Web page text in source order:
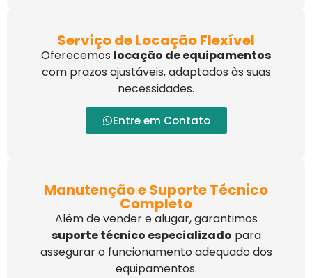
Serviço de Locação Flexível
Oferecemos locação de equipamentos
com prazos ajustáveis, adaptados às suas
necessidades.
Entre em Contato
Manutenção e Suporte Técnico
Completo
Além de vender e alugar, garantimos
suporte técnico especializado para
assegurar o funcionamento adequado dos
equipamentos.